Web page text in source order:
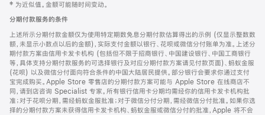
页
页
脚
注
‡ 为近似值。金额可能随时间变动。
分期付款服务的条件
上述所示分期付款金额仅为使用特定期数免息分期付款估算得出的示例 (仅显示整数数
额，未显示小数点以后的金额)，实际支付金额以银行、花呗或微信分付账单为准。上述分
期付款方案由信用卡发卡机构 (包括但不限于招商银行、中国建设银行、中国工商银行
等，具体支持分期付款服务的可选择银行及对应分期付款方案请见付款页面)、蚂蚁金服
(花呗) 以及微信分付面向符合条件的中国大陆居民提供。部分银行会要求你通过支付
宝完成购买。Apple Store 零售店的分期付款方案可能与 Apple Store 在线商店不
同，请到店咨询 Specialist 专家。所有银行信用卡分期均需经你的信用卡发卡机构批
准；对于花呗分期，需经蚂蚁金服批准；对于微信分付分期，需经微信分付批准。如果你选
择的分期付款方案未获得信用卡发卡机构、蚂蚁金服或微信分付的批准，Apple 将不会